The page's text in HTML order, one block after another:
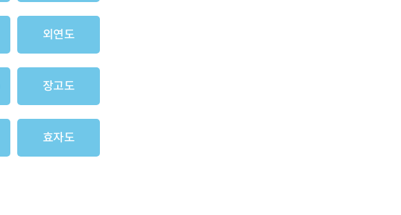
외연도
장고도
효자도